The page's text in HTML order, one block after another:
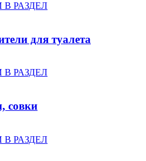
В РАЗДЕЛ
для туалета
В РАЗДЕЛ
совки
В РАЗДЕЛ